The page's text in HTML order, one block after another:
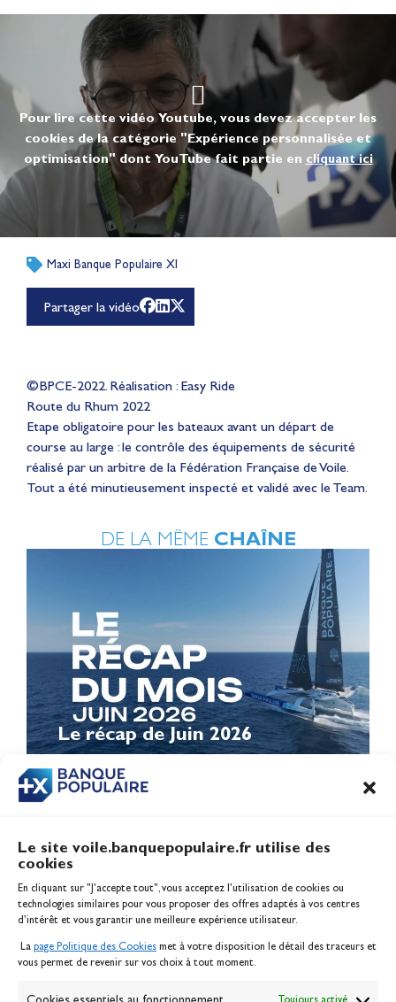
Le site voile.banquepopulaire.fr utilise des
cookies
En cliquant sur "J'accepte tout", vous acceptez l’utilisation de cookies ou
technologies similaires pour vous proposer des offres adaptés à vos centres
d’intérêt et vous garantir une meilleure expérience utilisateur.
La page Politique des Cookies met à votre disposition le détail des traceurs et
vous permet de revenir sur vos choix à tout moment.
Toujours activé
Pour lire cette vidéo Youtube, vous devez accepter les
cookies de la catégorie "Expérience personnalisée et
optimisation" dont YouTube fait partie en cliquant ici
Maxi Banque Populaire XI
Partager la vidéo
©BPCE-2022. Réalisation : Easy Ride
Route du Rhum 2022
Etape obligatoire pour les bateaux avant un départ de
course au large : le contrôle des équipements de sécurité
réalisé par un arbitre de la Fédération Française de Voile.
Tout a été minutieusement inspecté et validé avec le Team.
DE LA MÊME CHAÎNE
Le récap de Juin 2026
Inscription serveur média
Contact
Politique des cookies
Banque de la voile